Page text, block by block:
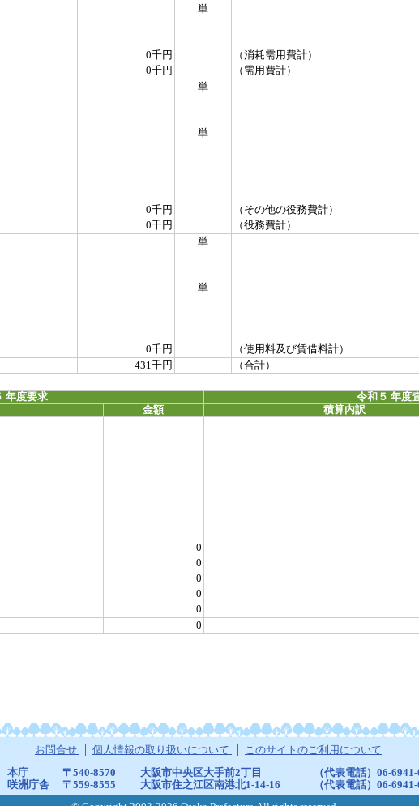
単
0千円 （消耗需用費計）
0千円 （需用費計）
単
単
0千円 （その他の役務費計）
0千円 （役務費計）
単
単
0千円 （使用料及び賃借料計）
431千円 （合計）
年度要求
令和５ 年度
金額 積算内訳
0
0
0
0
0
0
お問合せ 個人情報の取り扱いについて このサイトのご利用について
本庁 〒540-8570 大阪市中央区大手前2丁目
（代表電話）06-
咲洲庁舎
〒559-8555 大阪市住之江区南港北1-14-16
（代表電話）06-